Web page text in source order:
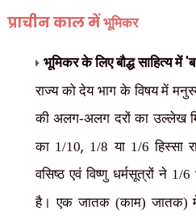
प्राचीन काल में भूमिकर
भूमिकर के लिए बौद्ध साहित्य में '
राज्य को देय भाग के विषय में
की अलग-अलग दरों का उल्लेख
का 1/10, 1/8 या 1/6 हिस्सा
वसिष्ठ एवं विष्णु धर्मसूत्रों ने
है। एक जातक (काम) जातक)